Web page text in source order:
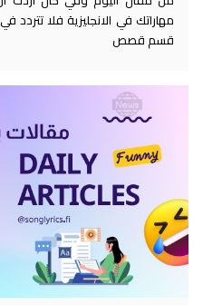
مهاراتك في الانجليزية فلا
قسم قصص